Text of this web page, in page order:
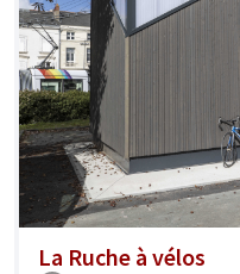
La Ruche à vélos